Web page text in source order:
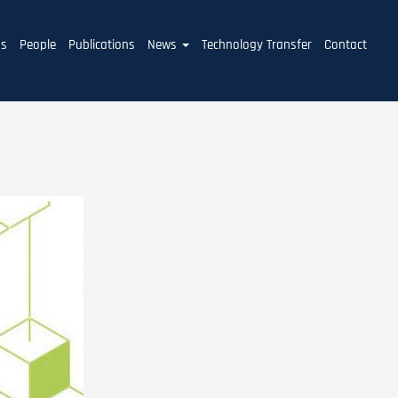
People Publications News Technology Transfer Contact